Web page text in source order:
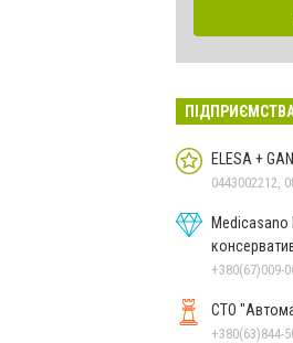
0443002212,
Medicasano
+380(67)009-
СТО
+380(63)844-